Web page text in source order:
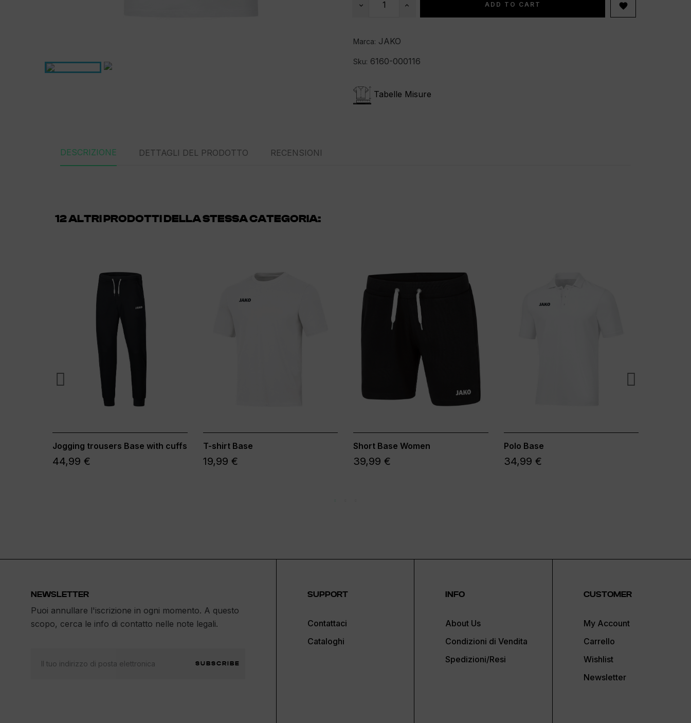
ADD TO CART 
Marca: JAKO
Sku: 6160-000116
Tabelle Misure
DESCRIZIONE DETTAGLI DEL PRODOTTO RECENSIONI
12 ALTRI PRODOTTI DELLA STESSA CATEGORIA:
Jogging trousers Base with cuffs
44,99 €
T-shirt Base
19,99 €
Short Base Women
39,99 €
Polo Base
34,99 €
NEWSLETTER
Puoi annullare l'iscrizione in ogni momento. A questo
scopo, cerca le info di contatto nelle note legali.
SUBSCRIBE
SUPPORT
Contattaci
Cataloghi
INFO
About Us
Condizioni di Vendita
Spedizioni/Resi
CUSTOMER
My Account
Carrello
Wishlist
Newsletter